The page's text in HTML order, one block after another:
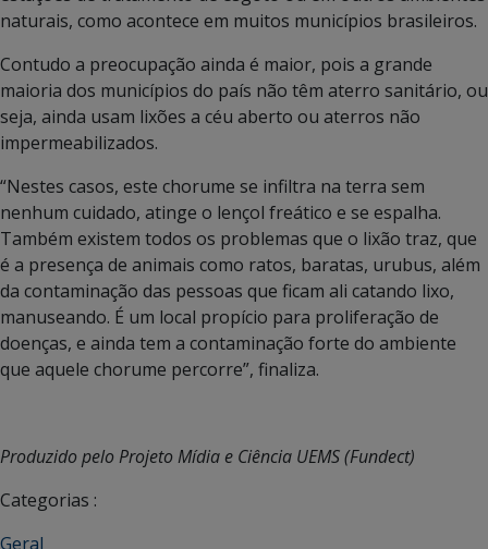
naturais, como acontece em muitos municípios brasileiros.
Contudo a preocupação ainda é maior, pois a grande
maioria dos municípios do país não têm aterro sanitário, ou
seja, ainda usam lixões a céu aberto ou aterros não
impermeabilizados.
“Nestes casos, este chorume se infiltra na terra sem
nenhum cuidado, atinge o lençol freático e se espalha.
Também existem todos os problemas que o lixão traz, que
é a presença de animais como ratos, baratas, urubus, além
da contaminação das pessoas que ficam ali catando lixo,
manuseando. É um local propício para proliferação de
doenças, e ainda tem a contaminação forte do ambiente
que aquele chorume percorre”, finaliza.
Produzido pelo Projeto Mídia e Ciência UEMS (Fundect)
Categorias :
Geral